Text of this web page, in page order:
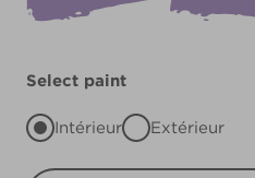
Select paint
Intérieur Extérieur